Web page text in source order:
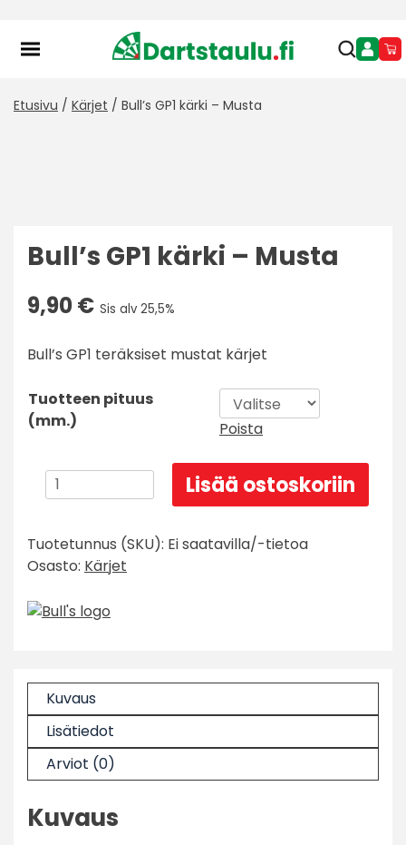
Etusivu / Kärjet / Bull’s GP1 kärki – Musta
Bull’s GP1 kärki – Musta
9,90€ Sis alv 25,5%
Bull’s GP1 teräksiset mustat kärjet
Tuotteen pituus
(mm.)
Poista
Bull's
GP1
-
Musta
Lisää ostoskoriin
Tuotetunnus (SKU): Ei saatavilla/-tietoa
Osasto: Kärjet
Kuvaus
Lisätiedot
Arviot (0)
Kuvaus